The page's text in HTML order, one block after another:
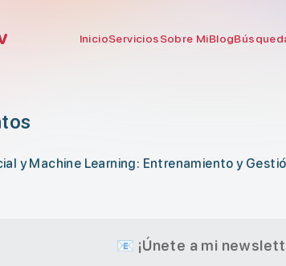
InicioServiciosSobre MiBlog
y Machine Learning: Entrenamiento y
📧 ¡Únete a mi